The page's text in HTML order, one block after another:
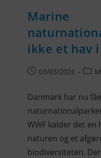
Marine
ikke et hav
03/03/2026
Danmark har nu
WWF kalder det
naturen og et
biodiversiteten.